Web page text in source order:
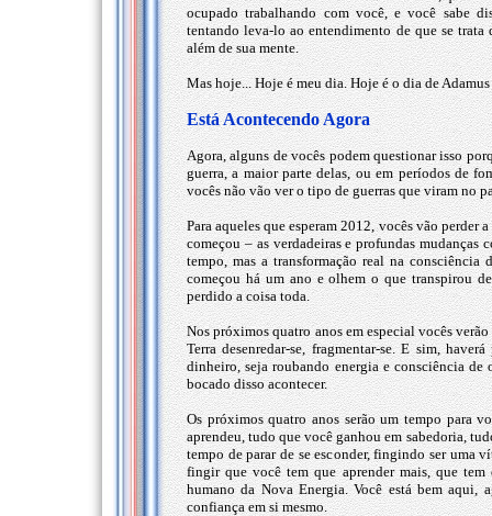
ocupado trabalhando com você, e você sabe
tentando leva-lo ao entendimento de que se
além de sua mente.
Mas hoje... Hoje é meu dia. Hoje é o dia de
Está Acontecendo Agora
Agora, alguns de vocês podem questionar isso
guerra, a maior parte delas, ou em períodos de
vocês não vão ver o tipo de guerras que viram no
Para aqueles que esperam 2012, vocês vão perder
começou – as verdadeiras e profundas mudanças
tempo, mas a transformação real na
começou há um ano e olhem o que transpirou
perdido a coisa toda.
Nos próximos quatro anos em especial vocês
Terra desenredar-se, fragmentar-se. E sim,
dinheiro, seja roubando energia e consciência de
bocado disso acontecer.
Os próximos quatro anos serão um tempo para
aprendeu, tudo que você ganhou em sabedoria,
tempo de parar de se esconder, fingindo ser uma
fingir que você tem que aprender mais, que tem
humano da Nova Energia. Você está bem aqui,
confiança em si mesmo.